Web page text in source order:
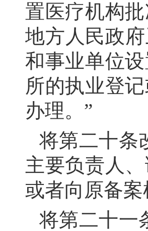
置医疗机构
地方人民政
和事业单位
所的执业登
办理。”
将第二十条
主要负责人
或者向原备
将第二十一